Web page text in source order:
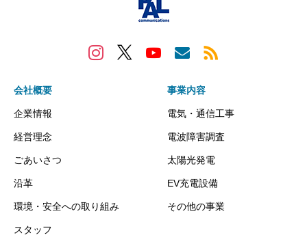
会社概要
企業情報
経営理念
ごあいさつ
沿革
環境・安全への取り組み
スタッフ
事業内容
電気・通信工事
電波障害調査
太陽光発電
EV充電設備
その他の事業